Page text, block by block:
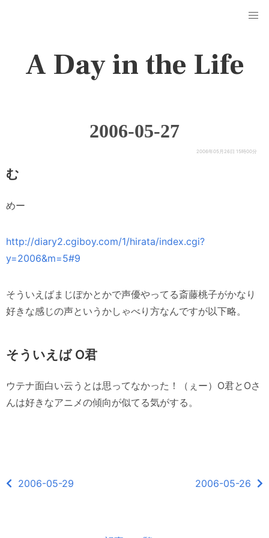
A Day in the Life
2006-05-27
2006年05月26日 15時00分
む
めー
http://diary2.cgiboy.com/1/hirata/index.cgi?
y=2006&m=5#9
そういえばまじぽかとかで声優やってる斎藤桃子がかなり
好きな感じの声というかしゃべり方なんですが以下略。
そういえば O君
ウテナ面白い云うとは思ってなかった！（ぇー）O君とOさ
んは好きなアニメの傾向が似てる気がする。
2006-05-29 2006-05-26